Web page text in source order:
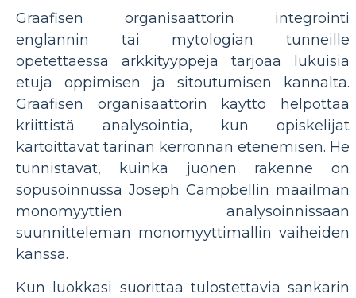
Graafisen organisaattorin integrointi
englannin tai mytologian tunneille
opetettaessa arkkityyppejä tarjoaa lukuisia
etuja oppimisen ja sitoutumisen kannalta.
Graafisen organisaattorin käyttö helpottaa
kriittistä analysointia, kun opiskelijat
kartoittavat tarinan kerronnan etenemisen. He
tunnistavat, kuinka juonen rakenne on
sopusoinnussa Joseph Campbellin maailman
monomyyttien analysoinnissaan
suunnitteleman monomyyttimallin vaiheiden
kanssa.
Kun luokkasi suorittaa tulostettavia sankarin